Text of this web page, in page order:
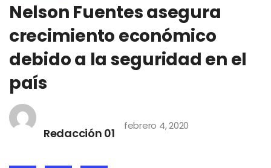
Nelson Fuentes asegura
crecimiento económico
debido a la seguridad en el
país
Redacción 01
febrero 4, 2020